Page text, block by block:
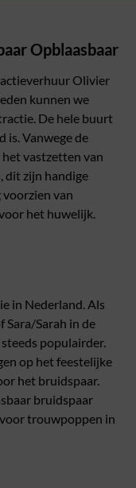
Opblaasbaar
Olivier
kunnen we
De hele buurt
is. Vanwege de
vastzetten van
dit zijn handige
van
het huwelijk.
in Nederland. Als
Sarah in de
populairder.
op het feestelijke
het bruidspaar.
bruidspaar
trouwpoppen in